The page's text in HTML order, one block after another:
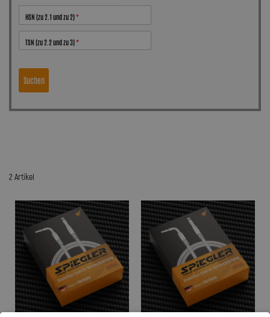
HSN (zu 2.1 und zu 2)
TSN (zu 2.2 und zu 3)
Suchen
2 Artikel